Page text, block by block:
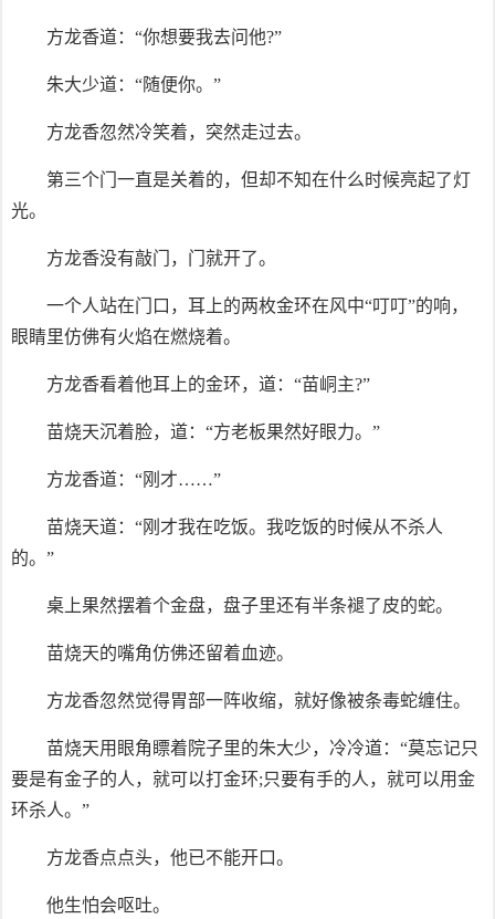
方龙香道：“你想要我去问他?”
朱大少道：“随便你。”
方龙香忽然冷笑着，突然走过去。
第三个门一直是关着的，但却不知在什么时候亮起了灯
光。
方龙香没有敲门，门就开了。
一个人站在门口，耳上的两枚金环在风中“叮叮”的响，
眼睛里仿佛有火焰在燃烧着。
方龙香看着他耳上的金环，道：“苗峒主?”
苗烧天沉着脸，道：“方老板果然好眼力。”
方龙香道：“刚才……”
苗烧天道：“刚才我在吃饭。我吃饭的时候从不杀人
的。”
桌上果然摆着个金盘，盘子里还有半条褪了皮的蛇。
苗烧天的嘴角仿佛还留着血迹。
方龙香忽然觉得胃部一阵收缩，就好像被条毒蛇缠住。
苗烧天用眼角瞟着院子里的朱大少，冷冷道：“莫忘记只
要是有金子的人，就可以打金环;只要有手的人，就可以用金
环杀人。”
方龙香点点头，他已不能开口。
他生怕会呕吐。